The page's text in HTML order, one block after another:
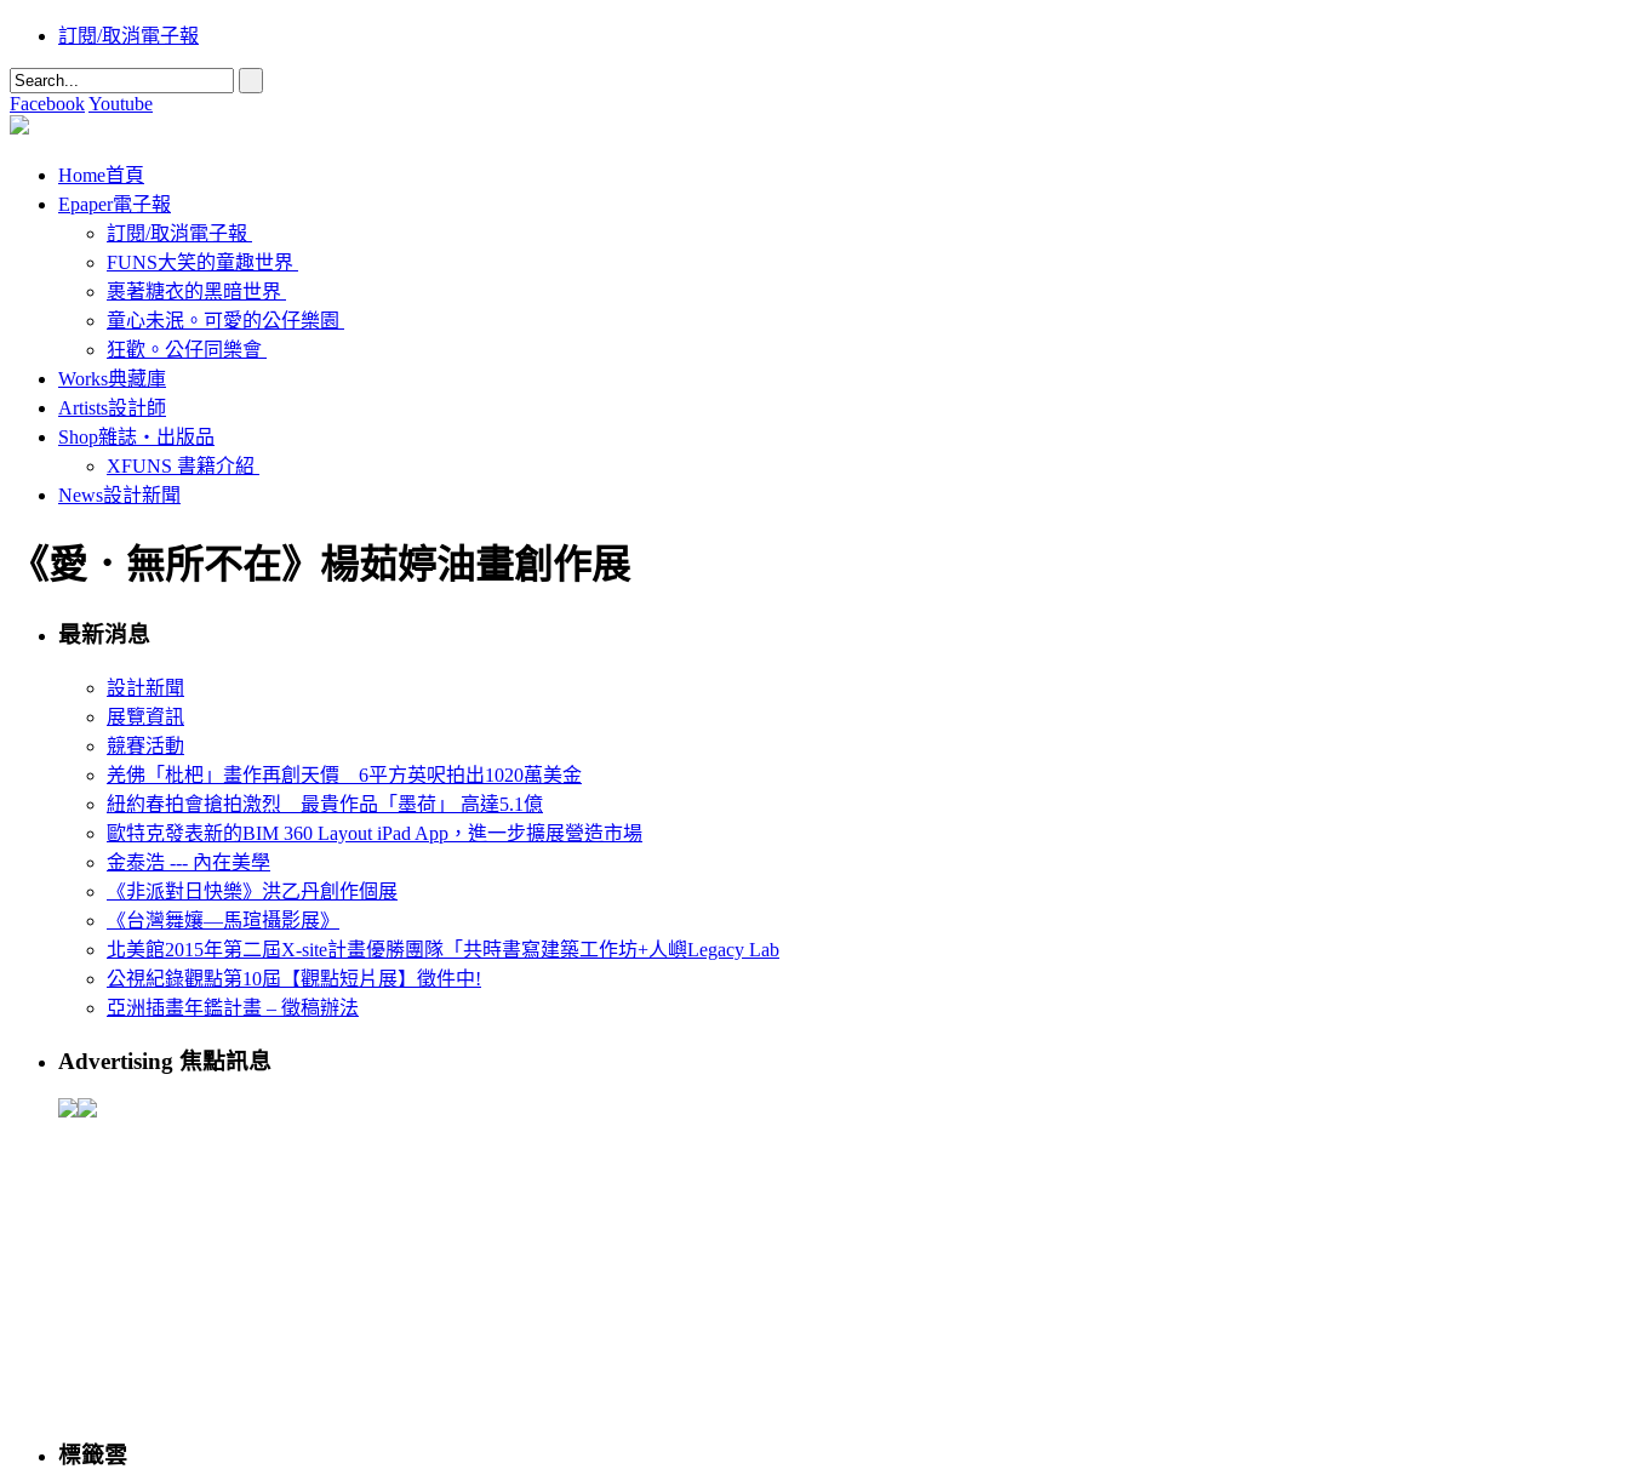
訂閱/取消電子報
FacebookYoutube
Home首頁
Epaper電子報
訂閱/取消電子報
FUNS大笑的童趣世界
裹著糖衣的黑暗世界
童心未泯。可愛的公仔樂園
狂歡。公仔同樂會
Works典藏庫
Artists設計師
Shop雜誌‧出版品
XFUNS 書籍介紹
News設計新聞
《愛．無所不在》楊茹婷油畫創作展
最新消息
設計新聞
展覽資訊
競賽活動
羌佛「枇杷」畫作再創天價 6平方英呎拍出1020萬美金
紐約春拍會搶拍激烈 最貴作品「墨荷」 高達5.1億
歐特克發表新的BIM 360 Layout iPad App，進一步擴展營造市場
金泰浩 --- 內在美學
《非派對日快樂》洪乙丹創作個展
《台灣舞孃—馬瑄攝影展》
北美館2015年第二屆X-site計畫優勝團隊「共時書寫建築工作坊+人嶼Legacy Lab
公視紀錄觀點第10屆【觀點短片展】徵件中!
亞洲插畫年鑑計畫 – 徵稿辦法
Advertising 焦點訊息
標籤雲